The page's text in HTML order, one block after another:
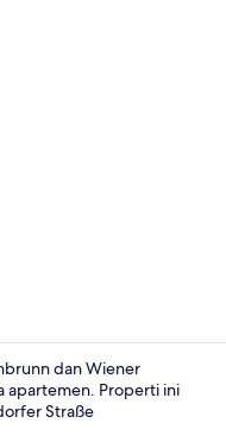
Apartemen
dan Wiener
apartemen. Properti ini
Straße